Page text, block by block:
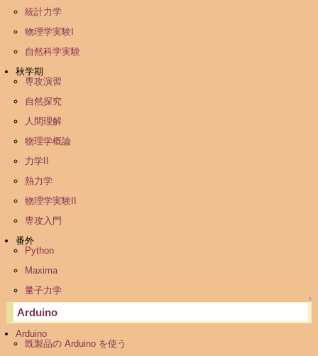
統計力学
物理学実験I
自然科学実験
秋学期
専攻演習
自然探究
人間理解
物理学概論
力学II
熱力学
物理学実験II
専攻入門
番外
Python
Maxima
量子力学
↑
Arduino
Arduino
既製品の Arduino を使う